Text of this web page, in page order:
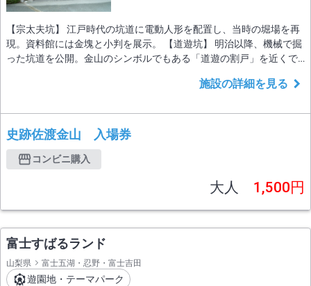
【宗太夫坑】 江戸時代の坑道に電動人形を配置し、当時の堀場を再
現。資料館には金塊と小判を展示。 【道遊坑】 明治以降、機械で掘
った坑道を公開。金山のシンボルでもある「道遊の割戸」を近くで
施設の詳細を見る
史跡佐渡金山 入場券
コンビニ購入
大人 1,500円
富士すばるランド
山梨県 富士五湖・忍野・富士吉田
遊園地・テーマパーク